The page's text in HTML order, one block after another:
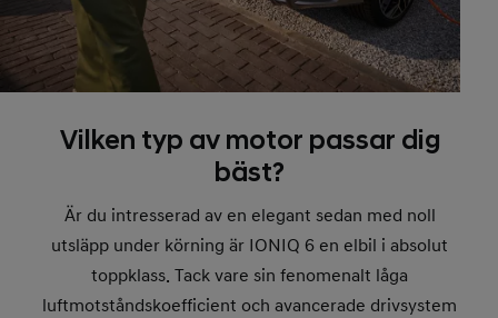
Vilken typ av motor passar dig
bäst?
Är du intresserad av en elegant sedan med noll
utsläpp under körning är IONIQ 6 en elbil i absolut
toppklass. Tack vare sin fenomenalt låga
luftmotståndskoefficient och avancerade drivsystem